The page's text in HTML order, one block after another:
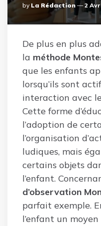
Posted
By
By La Rédaction 2
De plus en plus
la méthode
que les enfants
lorsqu’ils sont
interaction avec
Cette forme
l’adoption de
l’organisation
ludiques, mais
certains objets
l’enfant.
d’observation
parfait exemple.
l’enfant un